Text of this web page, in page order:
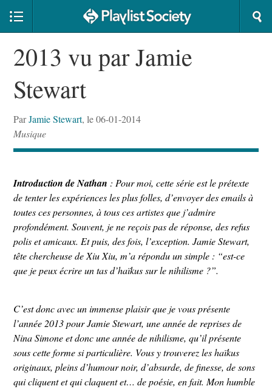
2013 vu par Jamie
Stewart
ParJamie Stewart, le 06-01-2014
Musique
Introduction de Nathan : Pour moi, cette série est le prétexte
de tenter les expériences les plus folles, d’envoyer des emails à
toutes ces personnes, à tous ces artistes que j’admire
profondément. Souvent, je ne reçois pas de réponse, des refus
polis et amicaux. Et puis, des fois, l’exception. Jamie Stewart,
tête chercheuse de Xiu Xiu, m’a répondu un simple : “est-ce
que je peux écrire un tas d’haïkus sur le nihilisme ?”.
C’est donc avec un immense plaisir que je vous présente
l’année 2013 pour Jamie Stewart, une année de reprises de
Nina Simone et donc une année de nihilisme, qu’il présente
sous cette forme si particulière. Vous y trouverez les haïkus
originaux, pleins d’humour noir, d’absurde, de finesse, de sons
qui cliquent et qui claquent et… de poésie, en fait. Mon humble